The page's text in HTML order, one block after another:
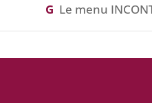
G Le menu